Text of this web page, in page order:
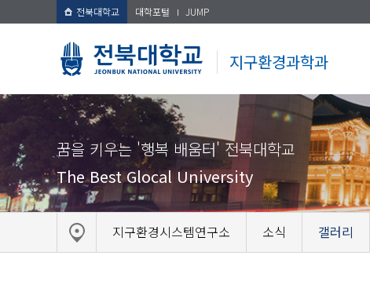
전북대학교 대학포털 JUMP
지구환경과학과
꿈을 키우는 '행복 배움터' 전북대학교
The Best Glocal University
지구환경시스템연구소 소식 갤러리